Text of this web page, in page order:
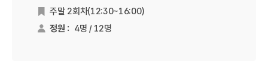
운영회차
주말 2회차(12:30~16:00)
정원 : 4명 / 12명